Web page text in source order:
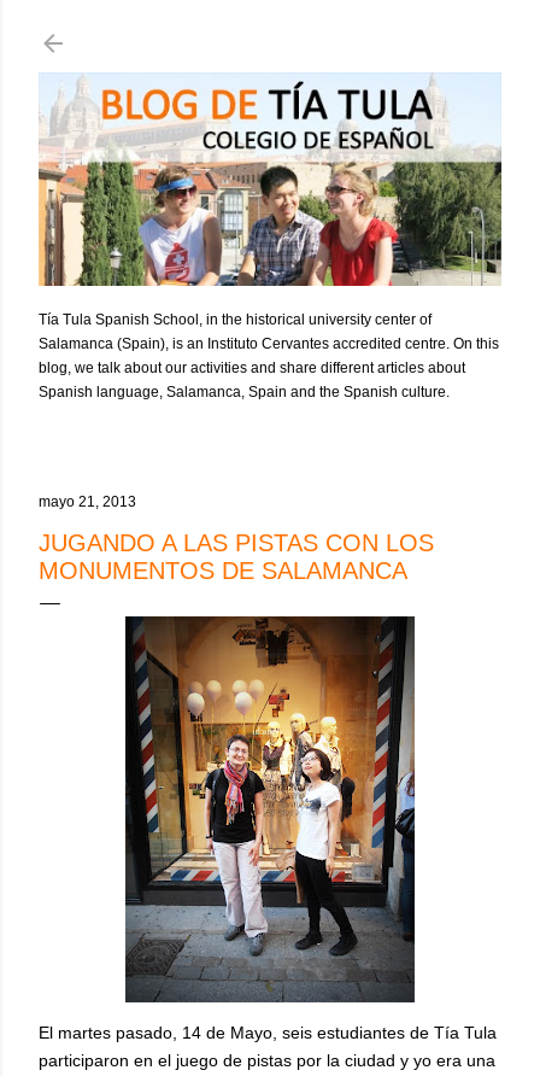
Tía Tula Spanish School, in the historical university center of
Salamanca (Spain), is an Instituto Cervantes accredited centre. On this
blog, we talk about our activities and share different articles about
Spanish language, Salamanca, Spain and the Spanish culture.
mayo 21, 2013
JUGANDO A LAS PISTAS CON LOS
MONUMENTOS DE SALAMANCA
El martes pasado, 14 de Mayo, seis estudiantes de Tía Tula
participaron en el juego de pistas por la ciudad y yo era una